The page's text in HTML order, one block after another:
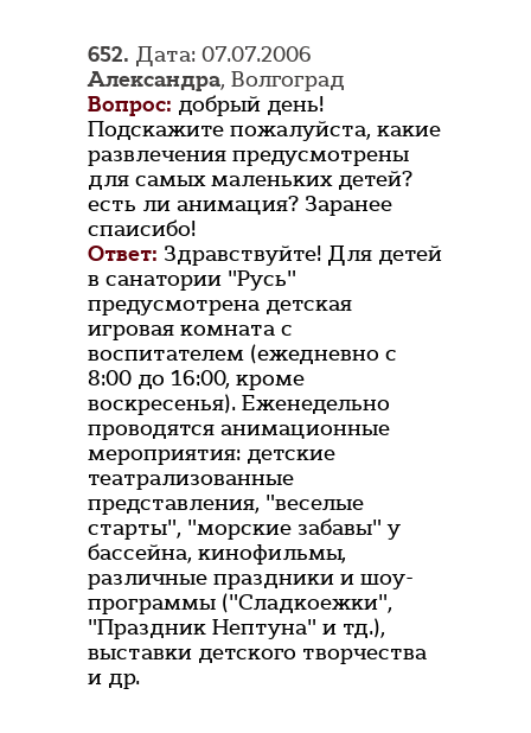
652. Дата: 07.07.2006
Александра, Волгоград
Вопрос: добрый день!
Подскажите пожалуйста, какие
развлечения предусмотрены
для самых маленьких детей?
есть ли анимация? Заранее
спаисибо!
Ответ: Здравствуйте! Для детей
в санатории "Русь"
предусмотрена детская
игровая комната с
воспитателем (ежедневно с
8:00 до 16:00, кроме
воскресенья). Еженедельно
проводятся анимационные
мероприятия: детские
театрализованные
представления, "веселые
старты", "морские забавы" у
бассейна, кинофильмы,
различные праздники и шоу-
программы ("Сладкоежки",
"Праздник Нептуна" и тд.),
выставки детского творчества
и др.